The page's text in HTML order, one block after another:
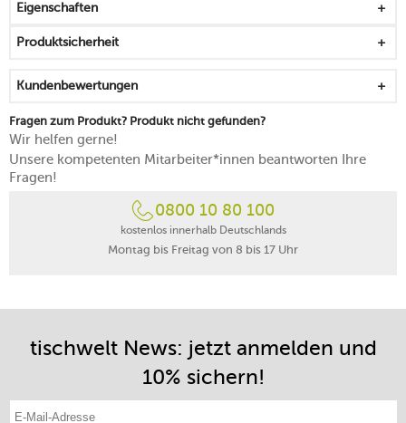
Eigenschaften
Produktsicherheit
Kundenbewertungen
Fragen zum Produkt? Produkt nicht gefunden?
Wir helfen gerne!
Unsere kompetenten Mitarbeiter*innen beantworten Ihre
Fragen!
0800 10 80 100
kostenlos innerhalb Deutschlands
Montag bis Freitag von 8 bis 17 Uhr
tischwelt News: jetzt anmelden und
10% sichern!